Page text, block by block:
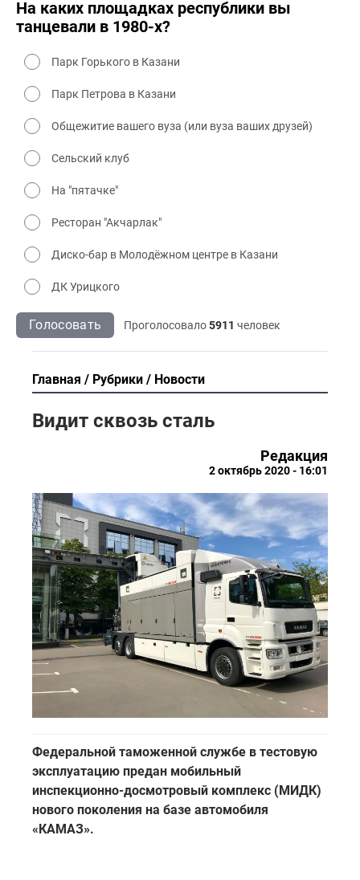
На каких площадках республики вы
танцевали в 1980-х?
Парк Горького в Казани
Парк Петрова в Казани
Общежитие вашего вуза (или вуза ваших друзей)
Сельский клуб
На "пятачке"
Ресторан "Акчарлак"
Диско-бар в Молодёжном центре в Казани
ДК Урицкого
Голосовать Проголосовало5911 человек
Главная Рубрики Новости
Видит сквозь сталь
Редакция
2 октябрь 2020 - 16:01
Федеральной таможенной службе в тестовую
эксплуатацию предан мобильный
инспекционно-досмотровый комплекс (МИДК)
нового поколения на базе автомобиля
«КАМАЗ».